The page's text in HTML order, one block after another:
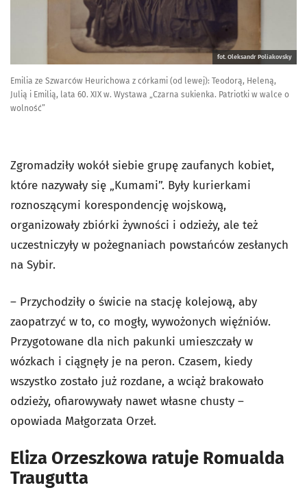
fot. Oleksandr Poliakovsky
Emilia ze Szwarców Heurichowa z córkami (od lewej): Teodorą, Heleną,
Julią i Emilią, lata 60. XIX w. Wystawa „Czarna sukienka. Patriotki w walce o
wolność”
Zgromadziły wokół siebie grupę zaufanych kobiet,
które nazywały się „Kumami”. Były kurierkami
roznoszącymi korespondencję wojskową,
organizowały zbiórki żywności i odzieży, ale też
uczestniczyły w pożegnaniach powstańców zesłanych
na Sybir.
– Przychodziły o świcie na stację kolejową, aby
zaopatrzyć w to, co mogły, wywożonych więźniów.
Przygotowane dla nich pakunki umieszczały w
wózkach i ciągnęły je na peron. Czasem, kiedy
wszystko zostało już rozdane, a wciąż brakowało
odzieży, ofiarowywały nawet własne chusty –
opowiada Małgorzata Orzeł.
Eliza Orzeszkowa ratuje Romualda
Traugutta